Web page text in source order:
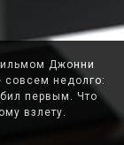
Джонни
недолго:
первым. Что
взлету.